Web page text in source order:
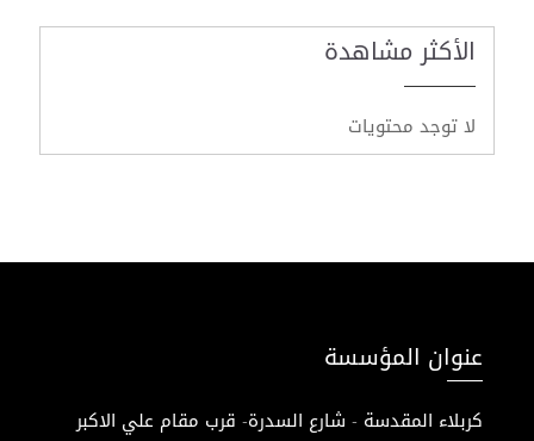
الأكثر مشاهدة
لا توجد محتويات
عنوان المؤسسة
كربلاء المقدسة - شارع السدرة- قرب مقام علي الاكبر